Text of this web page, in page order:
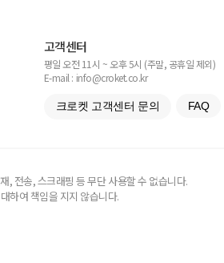
고객센터
평일 오전 11시 ~ 오후 5시 (주말, 공휴일 제외)
E-mail : info@croket.co.kr
크로켓 고객센터 문의 FAQ
, 전송, 스크래핑 등 무단 사용할 수 없습니다.
하여 책임을 지지 않습니다.